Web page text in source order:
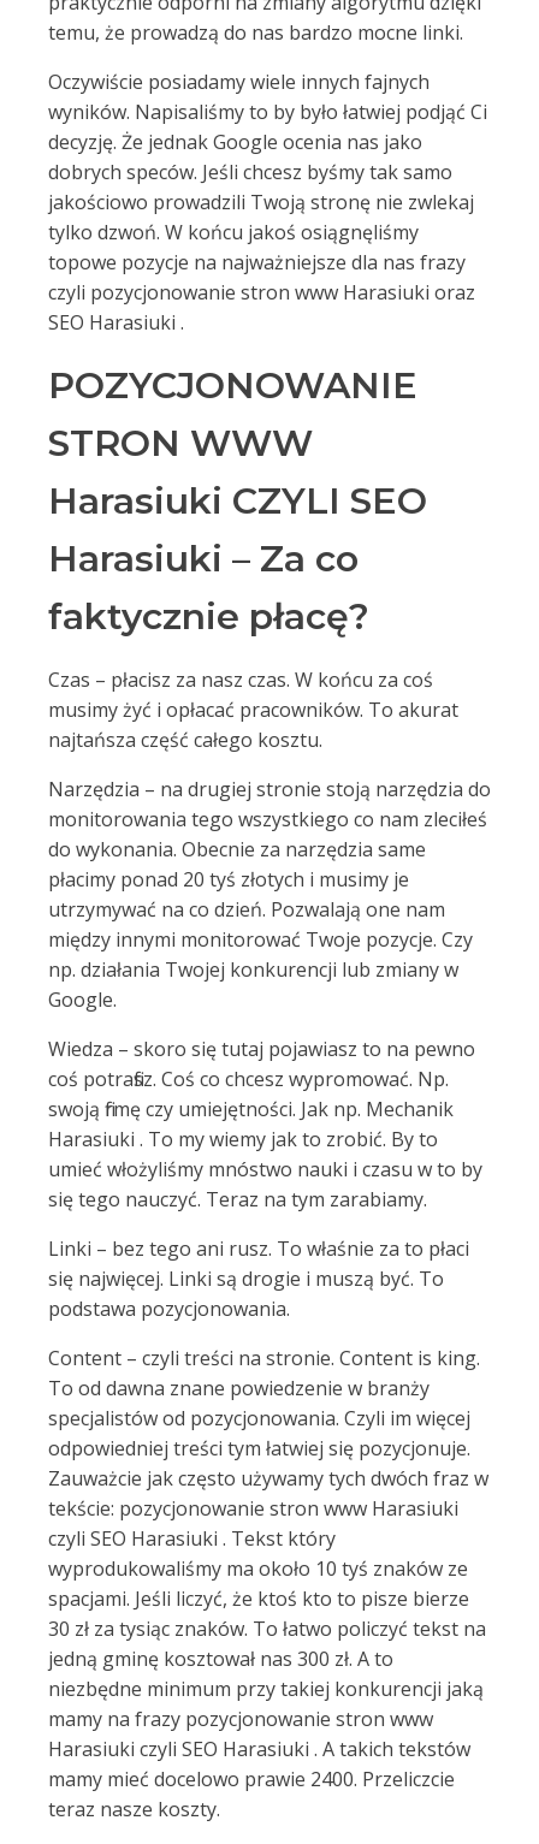
temu, że prowadzą do nas bardzo mocne linki.
Oczywiście posiadamy wiele innych fajnych
wyników. Napisaliśmy to by było łatwiej podjąć Ci
decyzję. Że jednak Google ocenia nas jako
dobrych speców. Jeśli chcesz byśmy tak samo
jakościowo prowadzili Twoją stronę nie zwlekaj
tylko dzwoń. W końcu jakoś osiągnęliśmy
topowe pozycje na najważniejsze dla nas frazy
czyli pozycjonowanie stron www Harasiuki oraz
SEO Harasiuki .
POZYCJONOWANIE
STRON WWW
Harasiuki CZYLI SEO
Harasiuki – Za co
faktycznie płacę?
Czas – płacisz za nasz czas. W końcu za coś
musimy żyć i opłacać pracowników. To akurat
najtańsza część całego kosztu.
Narzędzia – na drugiej stronie stoją narzędzia do
monitorowania tego wszystkiego co nam zleciłeś
do wykonania. Obecnie za narzędzia same
płacimy ponad 20 tyś złotych i musimy je
utrzymywać na co dzień. Pozwalają one nam
między innymi monitorować Twoje pozycje. Czy
np. działania Twojej konkurencji lub zmiany w
Google.
Wiedza – skoro się tutaj pojawiasz to na pewno
coś potrafisz. Coś co chcesz wypromować. Np.
swoją firmę czy umiejętności. Jak np. Mechanik
Harasiuki . To my wiemy jak to zrobić. By to
umieć włożyliśmy mnóstwo nauki i czasu w to by
się tego nauczyć. Teraz na tym zarabiamy.
Linki – bez tego ani rusz. To właśnie za to płaci
się najwięcej. Linki są drogie i muszą być. To
podstawa pozycjonowania.
Content – czyli treści na stronie. Content is king.
To od dawna znane powiedzenie w branży
specjalistów od pozycjonowania. Czyli im więcej
odpowiedniej treści tym łatwiej się pozycjonuje.
Zauważcie jak często używamy tych dwóch fraz w
tekście: pozycjonowanie stron www Harasiuki
czyli SEO Harasiuki . Tekst który
wyprodukowaliśmy ma około 10 tyś znaków ze
spacjami. Jeśli liczyć, że ktoś kto to pisze bierze
30 zł za tysiąc znaków. To łatwo policzyć tekst na
jedną gminę kosztował nas 300 zł. A to
niezbędne minimum przy takiej konkurencji jaką
mamy na frazy pozycjonowanie stron www
Harasiuki czyli SEO Harasiuki . A takich tekstów
mamy mieć docelowo prawie 2400. Przeliczcie
teraz nasze koszty.